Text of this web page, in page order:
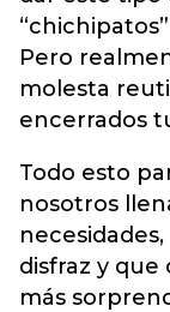
Pero
molesta
encerrados
Todo esto
nosotros
disfraz y que
más